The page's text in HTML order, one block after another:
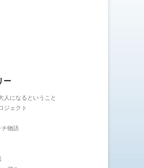
ー
人になるということ
ジェクト
チ物語